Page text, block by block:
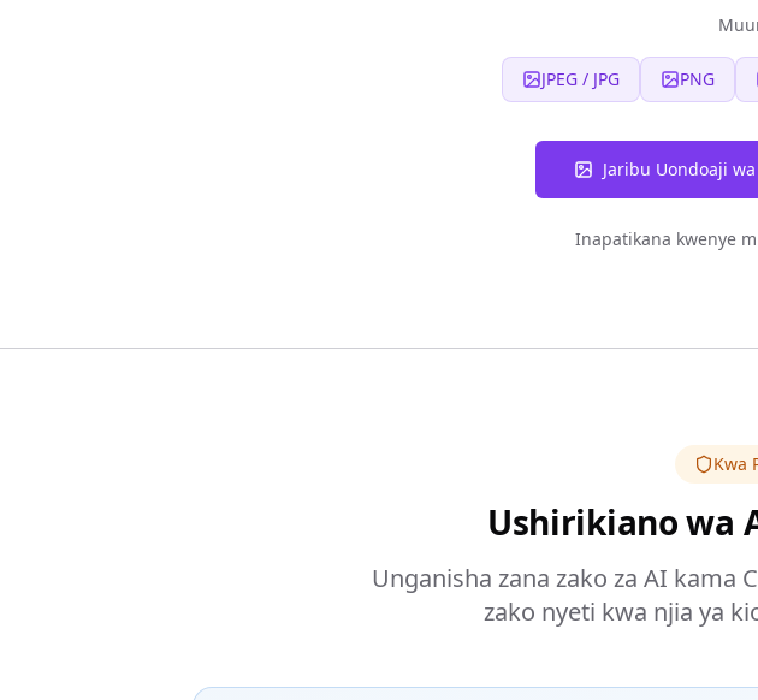
JPEG / JPG PNG
Jaribu Uondoaji
Inapatikana kwenye
Kwa
Ushirikiano wa
Unganisha zana zako za AI kama
zako nyeti kwa njia ya